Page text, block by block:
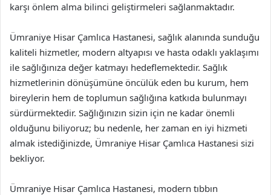
karşı önlem alma bilinci geliştirmeleri sağlanmaktadır.
Ümraniye Hisar Çamlıca Hastanesi, sağlık alanında sunduğu
kaliteli hizmetler, modern altyapısı ve hasta odaklı yaklaşımı
ile sağlığınıza değer katmayı hedeflemektedir. Sağlık
hizmetlerinin dönüşümüne öncülük eden bu kurum, hem
bireylerin hem de toplumun sağlığına katkıda bulunmayı
sürdürmektedir. Sağlığınızın sizin için ne kadar önemli
olduğunu biliyoruz; bu nedenle, her zaman en iyi hizmeti
almak istediğinizde, Ümraniye Hisar Çamlıca Hastanesi sizi
bekliyor.
Ümraniye Hisar Çamlıca Hastanesi, modern tıbbın